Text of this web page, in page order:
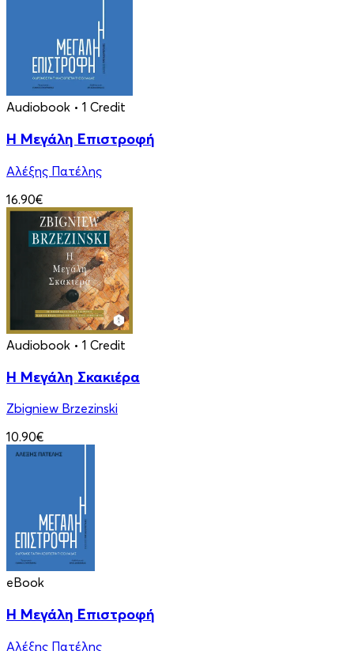
Audiobook • 1 Credit
Η Μεγάλη Επιστροφή
Αλέξης Πατέλης
16.90€
Audiobook • 1 Credit
Η Μεγάλη Σκακιέρα
Zbigniew Brzezinski
10.90€
eBook
Η Μεγάλη Επιστροφή
Αλέξης Πατέλης